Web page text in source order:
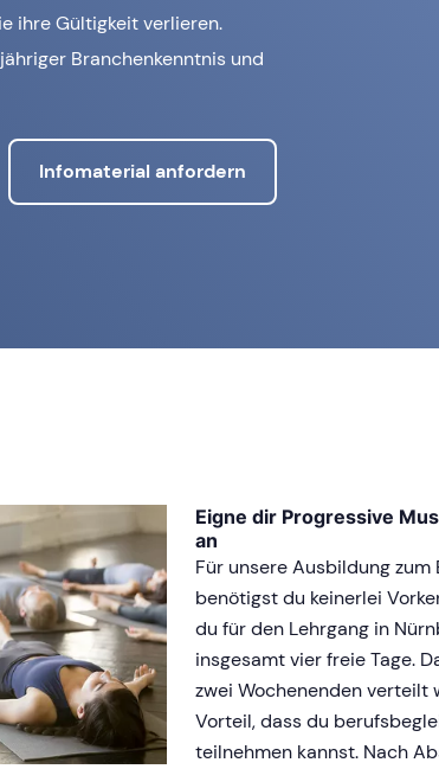
ihre Gültigkeit verlieren.
Branchenkenntnis und
Infomaterial anfordern
Eigne dir Progressive
an
Für unsere Ausbildung zum
benötigst du keinerlei
du für den Lehrgang in
insgesamt vier freie Tage.
zwei Wochenenden verteilt
Vorteil, dass du
teilnehmen kannst. Nach